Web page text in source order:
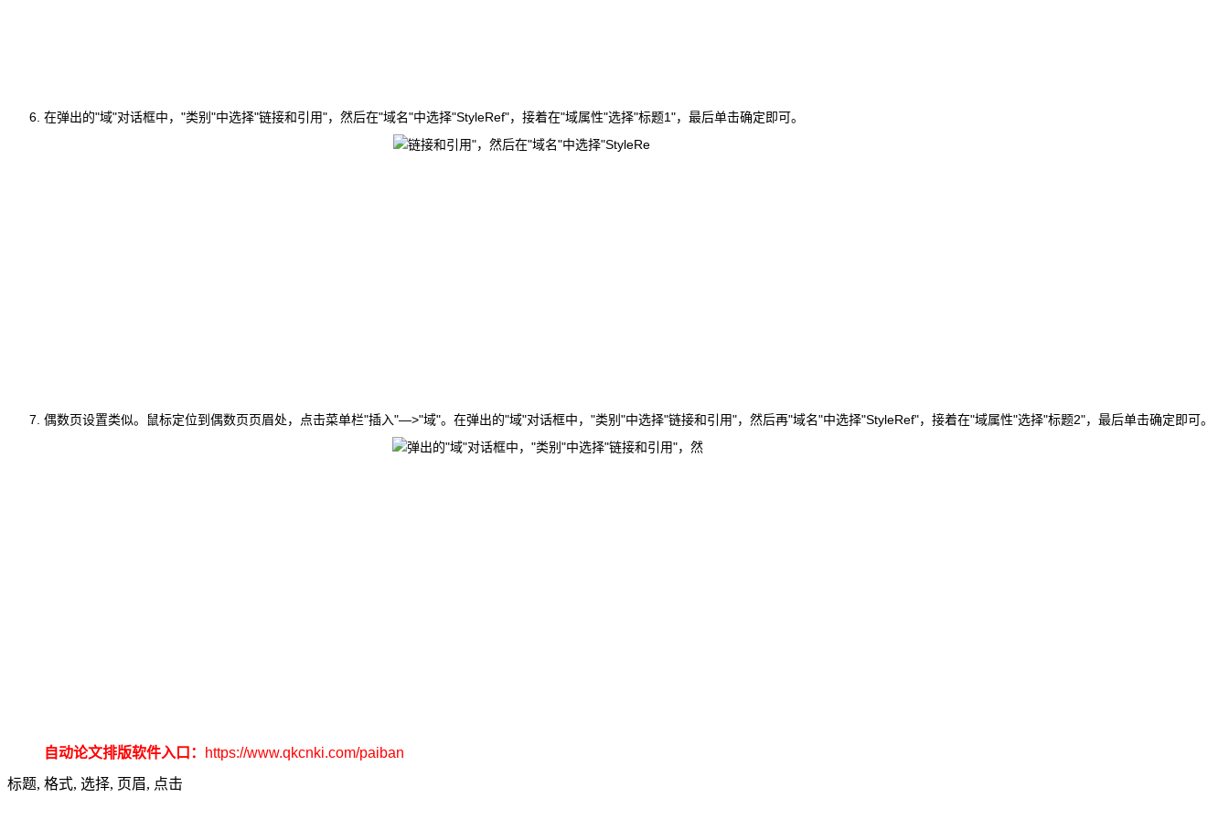
在弹出的"域"对话框中，"类别"中选择"链接和引用"，然后在"域名"中选择"StyleRef"，接着在"域属性"选择"标题1"，最后单击确定即可。
偶数页设置类似。鼠标定位到偶数页页眉处，点击菜单栏"插入"—>"域"。在弹出的"域"对话框中，"类别"中选择"链接和引用"，然后再"域名"中选择"StyleRef"，接着在"域属性"选择"标题2"，最后单击确定即可。
自动论文排版软件入口：
https://www.qkcnki.com/paiban
标题, 格式, 选择, 页眉, 点击